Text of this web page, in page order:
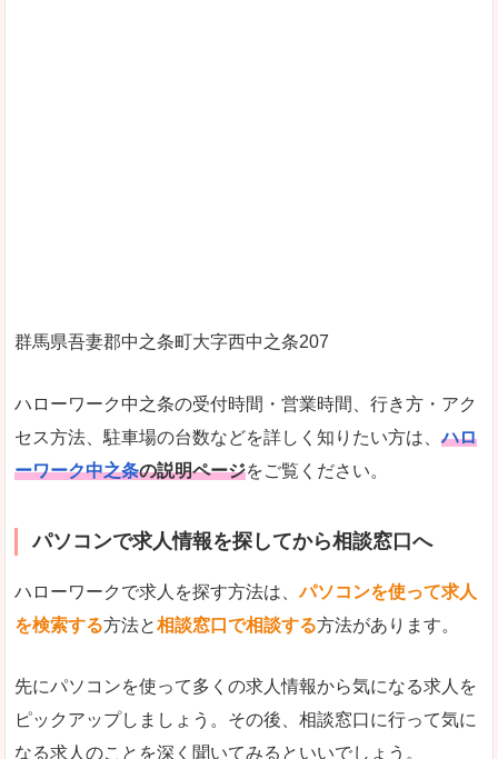
群馬県吾妻郡中之条町大字西中之条207
ハローワーク中之条の受付時間・営業時間、行き方・アク
セス方法、駐車場の台数などを詳しく知りたい方は、ハロ
ーワーク中之条の説明ページをご覧ください。
パソコンで求人情報を探してから相談窓口へ
ハローワークで求人を探す方法は、パソコンを使って求人
を検索する方法と相談窓口で相談する方法があります。
先にパソコンを使って多くの求人情報から気になる求人を
ピックアップしましょう。その後、相談窓口に行って気に
なる求人のことを深く聞いてみるといいでしょう。